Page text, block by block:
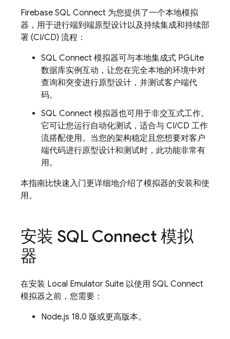
Firebase SQL Connect 为您提供了一个本地模拟
器，用于进行端到端原型设计以及持续集成和持续部
署 (CI/CD) 流程：
SQL Connect 模拟器可与本地集成式 PGLite
数据库实例互动，让您在完全本地的环境中对
查询和突变进行原型设计，并测试客户端代
码。
SQL Connect 模拟器也可用于非交互式工作。
它可让您运行自动化测试，适合与 CI/CD 工作
流搭配使用。当您的架构稳定且您想要对客户
端代码进行原型设计和测试时，此功能非常有
用。
本指南比快速入门更详细地介绍了模拟器的安装和使
用。
安装 SQL Connect 模拟
器
在安装 Local Emulator Suite 以使用 SQL Connect
模拟器之前，您需要：
Node.js 18.0 版或更高版本。